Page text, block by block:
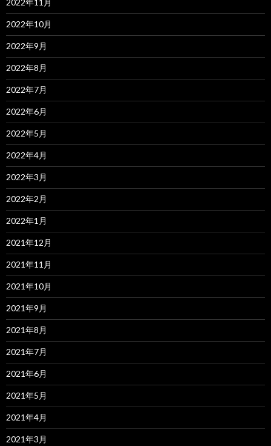
2022年11月
2022年10月
2022年9月
2022年8月
2022年7月
2022年6月
2022年5月
2022年4月
2022年3月
2022年2月
2022年1月
2021年12月
2021年11月
2021年10月
2021年9月
2021年8月
2021年7月
2021年6月
2021年5月
2021年4月
2021年3月